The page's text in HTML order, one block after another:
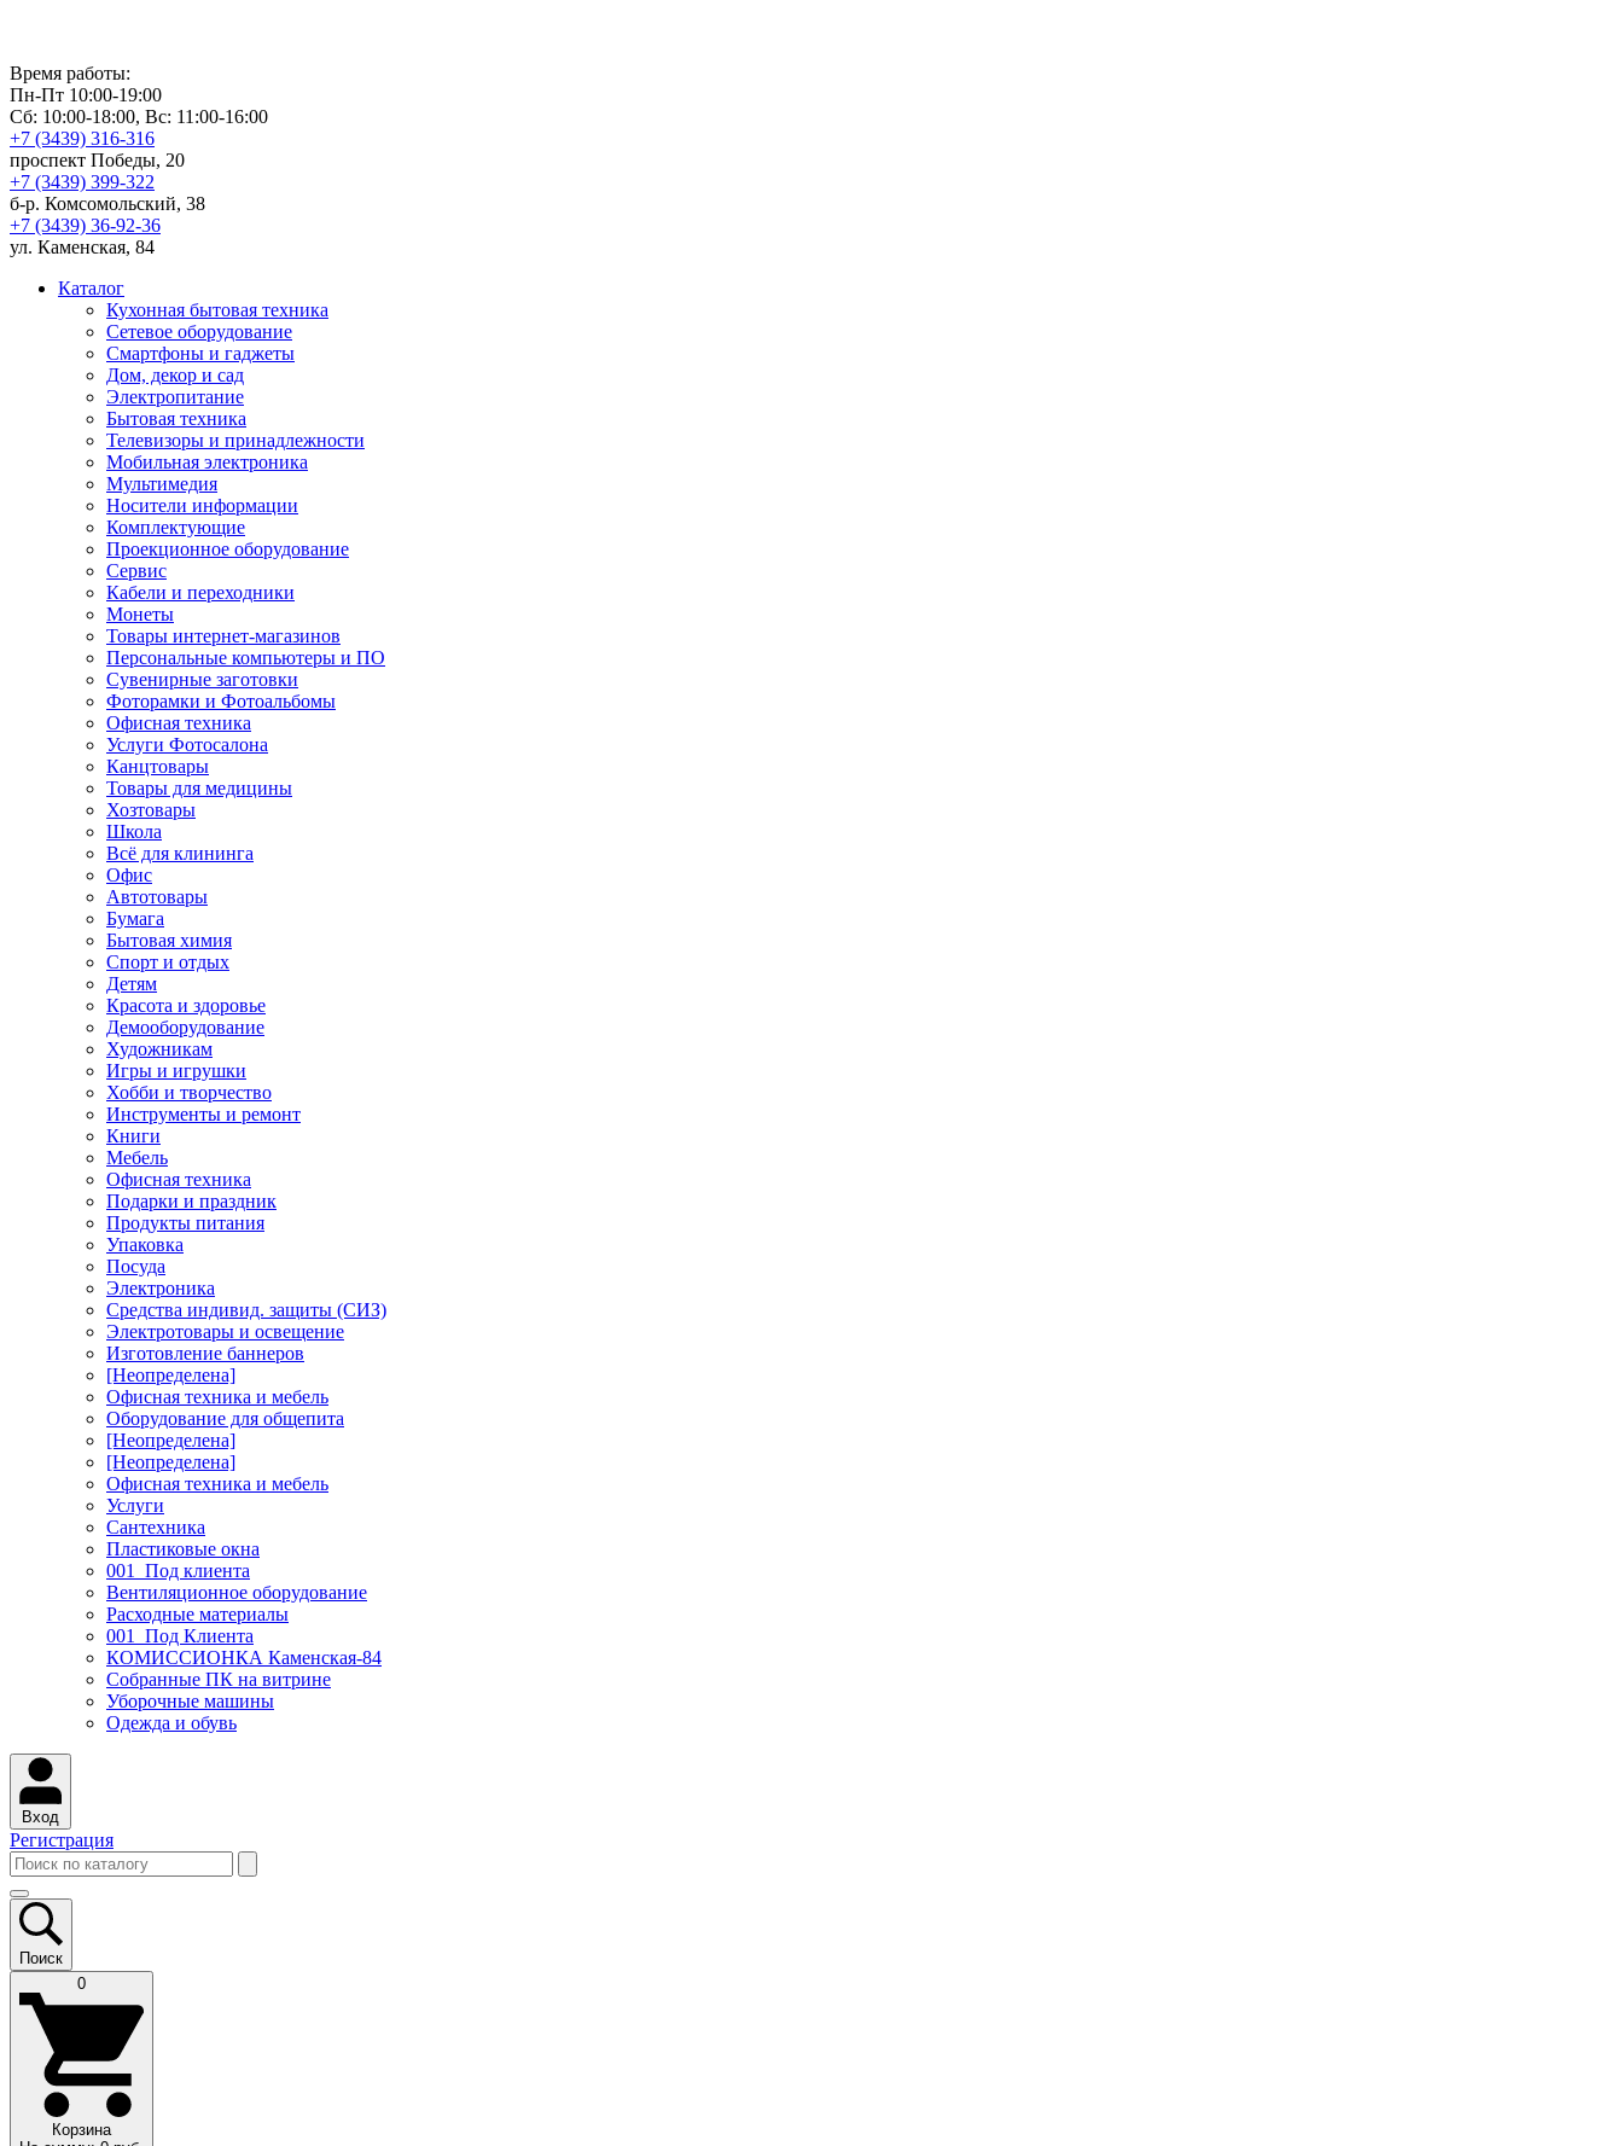
Время работы:
Пн-Пт 10:00-19:00
Сб: 10:00-18:00, Вс: 11:00-16:00
+7 (3439) 316-316
проспект Победы, 20
+7 (3439) 399-322
б-р. Комсомольский, 38
+7 (3439) 36-92-36
ул. Каменская, 84
Каталог
Кухонная бытовая техника
Сетевое оборудование
Смартфоны и гаджеты
Дом, декор и сад
Электропитание
Бытовая техника
Телевизоры и принадлежности
Мобильная электроника
Мультимедия
Носители информации
Комплектующие
Проекционное оборудование
Сервис
Кабели и переходники
Монеты
Товары интернет-магазинов
Персональные компьютеры и ПО
Сувенирные заготовки
Фоторамки и Фотоальбомы
Офисная техника
Услуги Фотосалона
Канцтовары
Товары для медицины
Хозтовары
Школа
Всё для клининга
Офис
Автотовары
Бумага
Бытовая химия
Спорт и отдых
Детям
Красота и здоровье
Демооборудование
Художникам
Игры и игрушки
Хобби и творчество
Инструменты и ремонт
Книги
Мебель
Офисная техника
Подарки и праздник
Продукты питания
Упаковка
Посуда
Электроника
Средства индивид. защиты (СИЗ)
Электротовары и освещение
Изготовление баннеров
[Неопределена]
Офисная техника и мебель
Оборудование для общепита
[Неопределена]
[Неопределена]
Офисная техника и мебель
Услуги
Сантехника
Пластиковые окна
001_Под клиента
Вентиляционное оборудование
Расходные материалы
001_Под Клиента
КОМИССИОНКА Каменская-84
Собранные ПК на витрине
Уборочные машины
Одежда и обувь
Вход
Регистрация
Поиск
0
Корзина